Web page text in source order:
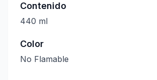
Contenido
440 ml
Color
No Flamable